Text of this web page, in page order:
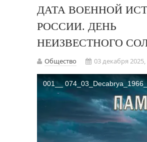
ДАТА ВОЕННОЙ
РОССИИ. ДЕНЬ
НЕИЗВЕСТНОГО
Общество 03 декабря 2025,